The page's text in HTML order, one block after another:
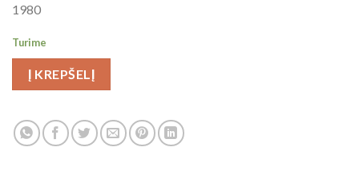
1980
Turime
Į KREPŠELĮ